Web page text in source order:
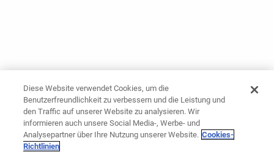
Diese Website verwendet Cookies, um die
Benutzerfreundlichkeit zu verbessern und die Leistung und
den Traffic auf unserer Website zu analysieren. Wir
informieren auch unsere Social Media-, Werbe- und
Analysepartner über Ihre Nutzung unserer Website. Cookies-
Richtlinien